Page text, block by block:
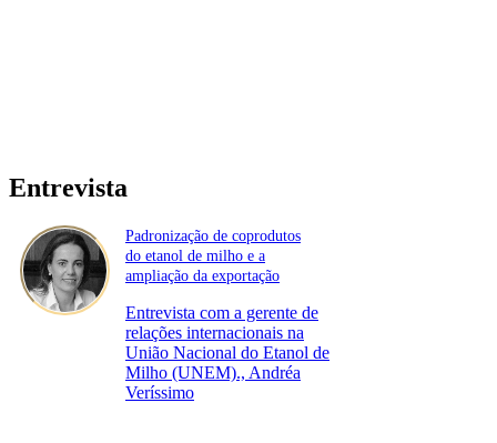
Entrevista
Padronização de coprodutos
do etanol de milho e a
ampliação da exportação
Entrevista com a gerente de
relações internacionais na
União Nacional do Etanol de
Milho (UNEM)., Andréa
Veríssimo